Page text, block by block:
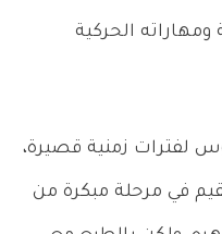
الحركية
لفترات زمنية قصيرة،
في مرحلة مبكرة من